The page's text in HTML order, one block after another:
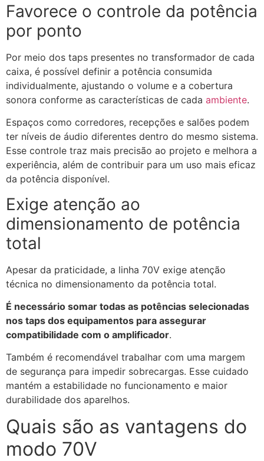
Favorece o controle da potência
por ponto
Por meio dos taps presentes no transformador de cada
caixa, é possível definir a potência consumida
individualmente, ajustando o volume e a cobertura
sonora conforme as características de cada ambiente.
Espaços como corredores, recepções e salões podem
ter níveis de áudio diferentes dentro do mesmo sistema.
Esse controle traz mais precisão ao projeto e melhora a
experiência, além de contribuir para um uso mais eficaz
da potência disponível.
Exige atenção ao
dimensionamento de potência
total
Apesar da praticidade, a linha 70V exige atenção
técnica no dimensionamento da potência total.
É necessário somar todas as potências selecionadas
nos taps dos equipamentos para assegurar
compatibilidade com o amplificador.
Também é recomendável trabalhar com uma margem
de segurança para impedir sobrecargas. Esse cuidado
mantém a estabilidade no funcionamento e maior
durabilidade dos aparelhos.
Quais são as vantagens do
modo 70V